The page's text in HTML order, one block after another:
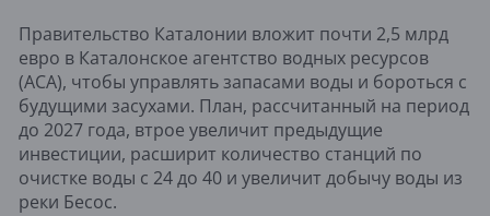
Правительство Каталонии вложит почти 2,5 млрд
евро в Каталонское агентство водных ресурсов
(ACA), чтобы управлять запасами воды и бороться с
будущими засухами. План, рассчитанный на период
до 2027 года, втрое увеличит предыдущие
инвестиции, расширит количество станций по
очистке воды с 24 до 40 и увеличит добычу воды из
реки Бесос.